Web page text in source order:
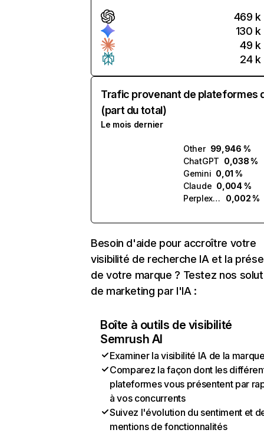
469 k
130 k
49 k
24 k
Trafic provenant de plateformes
(part du total)
Le mois dernier
Other 99,946 %
ChatGPT 0,038 %
Gemini 0,01 %
Claude 0,004 %
Perplexity
0,002 %
Besoin d'aide pour accroître votre
visibilité de recherche IA et la
de votre marque ? Testez nos
de marketing par l'IA :
Boîte à outils de visibilité
Semrush AI
Examiner la visibilité IA de la
Comparez la façon dont les
plateformes vous présentent par
à vos concurrents
Suivez l'évolution du sentiment et
mentions de fonctionnalités